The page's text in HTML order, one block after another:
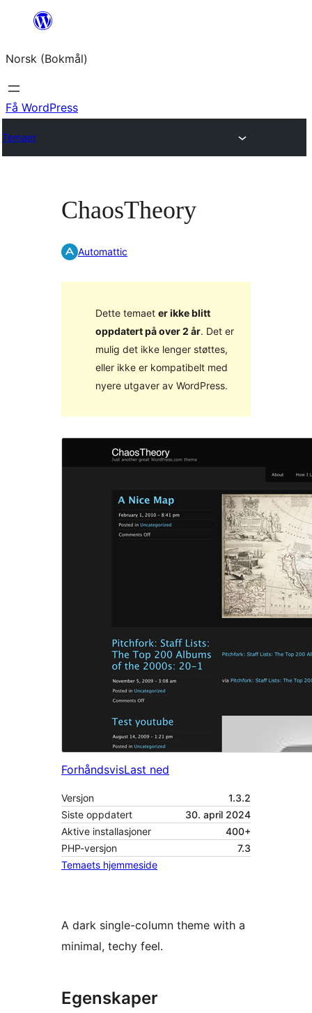
Hopp
innhold
Norsk (Bokmål)
Få WordPress
Temaer
ChaosTheory
Automattic
Dette temaet er ikke blitt
oppdatert på over 2 år. Det er
mulig det ikke lenger støttes,
eller ikke er kompatibelt med
nyere utgaver av WordPress.
ForhåndsvisLast ned
Versjon
1.3.2
Siste oppdatert
30. april 2024
Aktive installasjoner
400+
PHP-versjon
7.3
Temaets hjemmeside
A dark single-column theme with a
minimal, techy feel.
Egenskaper